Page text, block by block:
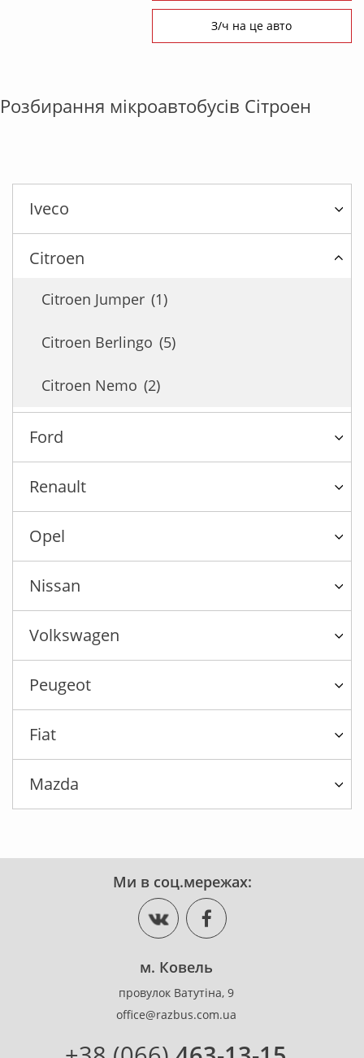
Iveco
Citroen
Citroen Jumper (1)
Citroen Berlingo (5)
Citroen Nemo (2)
Ford
Renault
Opel
Nissan
Volkswagen
Peugeot
Fiat
Mazda
Розбирання мікроавтобусів Сітроен
З/ч на це авто
Ми в соц.мережах:
м. Ковель
провулок Ватутіна, 9
office@razbus.com.ua